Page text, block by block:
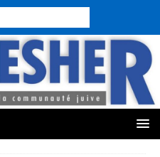
istanbul escort bayanlar
seks numara sıcak sex
hatları sohbet numaraları
ucuz